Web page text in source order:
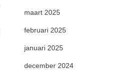
maart 2025
februari 2025
januari 2025
december 2024